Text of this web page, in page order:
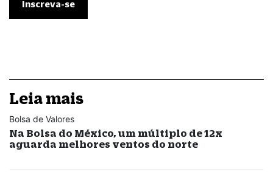
Leia mais
Bolsa de Valores
Na Bolsa do México, um múltiplo de 12x
aguarda melhores ventos do norte